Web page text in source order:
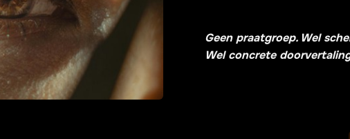
Geen praatgroep. Wel
Wel concrete